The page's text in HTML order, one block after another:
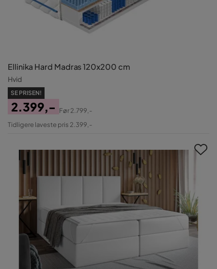
Ellinika Hard Madras 120x200 cm
Hvid
SE PRISEN!
Pris
2.399,-
Original
Før2.799,-
Tidligere laveste pris 2.399,-